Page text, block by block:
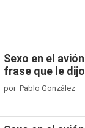
Sexo en el
frase que le
por Pablo González